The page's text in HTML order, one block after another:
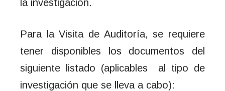
la investigación.
Para la Visita de Auditoría, se requiere
tener disponibles los documentos del
siguiente listado (aplicables al tipo de
investigación que se lleva a cabo):